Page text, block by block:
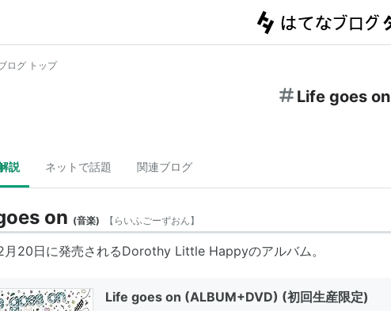
ログ トップ
Life goes on
説 ネットで話題 関連ブログ
on (音楽) 【 らいふごーずおん】
月20日に発売されるDorothy Little Happyのアルバム。
Life goes on (ALBUM+DVD) (初回生産限定)